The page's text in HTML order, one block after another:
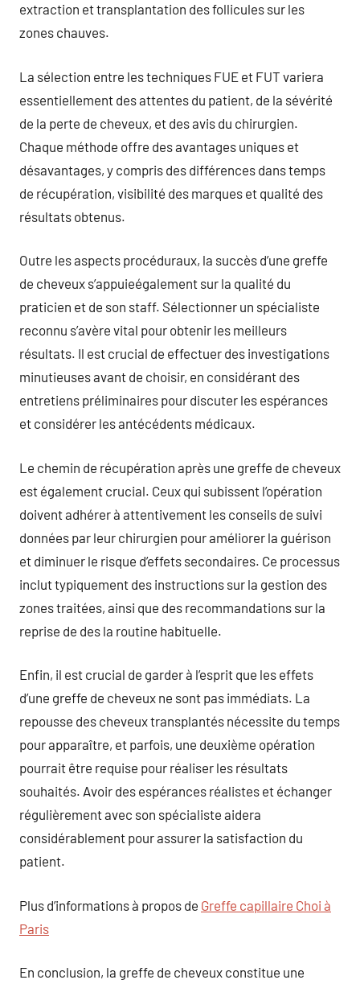
extraction et transplantation des follicules sur les
zones chauves.
La sélection entre les techniques FUE et FUT variera
essentiellement des attentes du patient, de la sévérité
de la perte de cheveux, et des avis du chirurgien.
Chaque méthode offre des avantages uniques et
désavantages, y compris des différences dans temps
de récupération, visibilité des marques et qualité des
résultats obtenus.
Outre les aspects procéduraux, la succès d’une greffe
de cheveux s’appuieégalement sur la qualité du
praticien et de son staff. Sélectionner un spécialiste
reconnu s’avère vital pour obtenir les meilleurs
résultats. Il est crucial de effectuer des investigations
minutieuses avant de choisir, en considérant des
entretiens préliminaires pour discuter les espérances
et considérer les antécédents médicaux.
Le chemin de récupération après une greffe de cheveux
est également crucial. Ceux qui subissent l’opération
doivent adhérer à attentivement les conseils de suivi
données par leur chirurgien pour améliorer la guérison
et diminuer le risque d’effets secondaires. Ce processus
inclut typiquement des instructions sur la gestion des
zones traitées, ainsi que des recommandations sur la
reprise de des la routine habituelle.
Enfin, il est crucial de garder à l’esprit que les effets
d’une greffe de cheveux ne sont pas immédiats. La
repousse des cheveux transplantés nécessite du temps
pour apparaître, et parfois, une deuxième opération
pourrait être requise pour réaliser les résultats
souhaités. Avoir des espérances réalistes et échanger
régulièrement avec son spécialiste aidera
considérablement pour assurer la satisfaction du
patient.
Plus d’informations à propos de Greffe capillaire Choi à
Paris
En conclusion, la greffe de cheveux constitue une